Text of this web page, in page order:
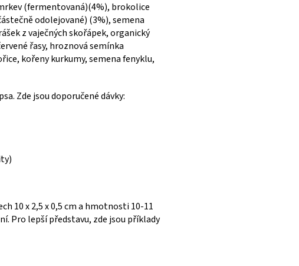
(fermentovaná)(4%), brokolice
odolejované) (3%), semena
z vaječných skořápek, organický
řasy, hroznová semínka
kořeny kurkumy, semena fenyklu,
Zde jsou doporučené dávky:
10 x 2,5 x 0,5 cm a hmotnosti 10-11
Pro lepší představu, zde jsou příklady